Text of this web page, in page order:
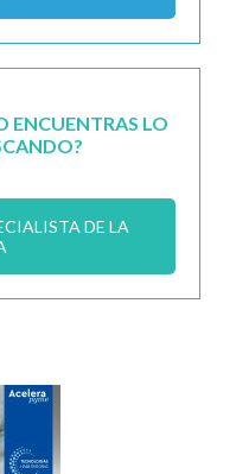
ENCUENTRAS LO
DE LA